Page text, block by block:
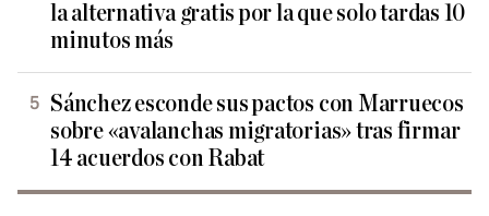
la alternativa gratis por la que solo tardas 10
minutos más
Sánchez esconde sus pactos con Marruecos
sobre «avalanchas migratorias» tras firmar
14 acuerdos con Rabat